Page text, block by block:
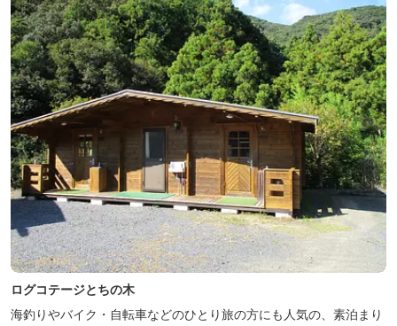
ログコテージとちの木
海釣りやバイク・自転車などのひとり旅の方にも人気の、素泊まり